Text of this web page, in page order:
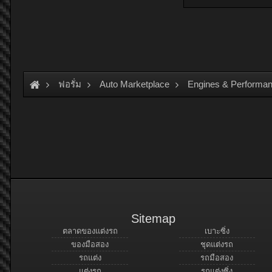
ฟอรั่ม Auto Marketplace Engines &
Sitemap
ตลาดของแต่งรถ
ของมือสอง
รถแต่ง
เบาะซิ่ง
ชุดแต่งรถ
รถมือสอง